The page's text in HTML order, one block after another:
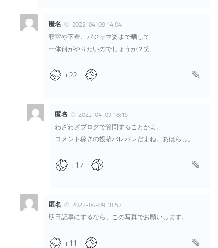
匿名
2022-04-09 14:04
寝室や下着、パジャマ姿まで晒して
一体何がやりたいのでしょうか？笑
+22
匿名
2022-04-09 18:15
わざわざブログで質問することかよ。
コメント稼ぎの投稿バレバレだよね。あほらし。
+17
匿名
2022-04-09 18:57
明日記事にするなら、この写真でお願いします。
+11